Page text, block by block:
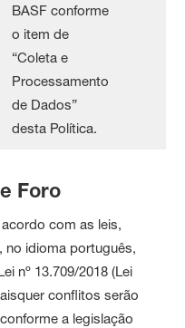
BASF conforme
o item de
“Coleta e
Processamento
de Dados”
desta Política.
Foro
com as leis,
no idioma português,
nº 13.709/2018 (Lei
conflitos serão
a legislação